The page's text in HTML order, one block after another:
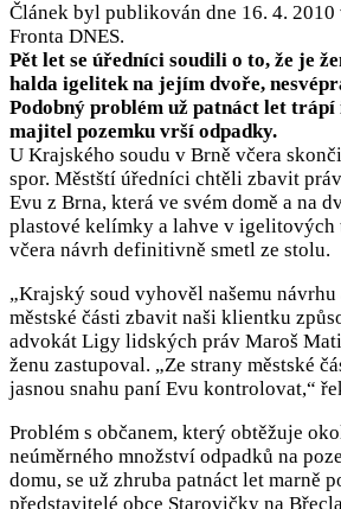
Článek byl publikován dne 16. 4.
Fronta DNES.
Pět let se úředníci soudili o to, že je
halda igelitek na jejím dvoře,
Podobný problém už patnáct let trápí
majitel pozemku vrší odpadky.
U Krajského soudu v Brně včera
spor. Městští úředníci chtěli zbavit
Evu z Brna, která ve svém domě a na
plastové kelímky a lahve v igelitových
včera návrh definitivně smetl ze stolu.
„Krajský soud vyhověl našemu návrhu
městské části zbavit naši klientku
advokát Ligy lidských práv Maroš
ženu zastupoval. „Ze strany městské
jasnou snahu paní Evu kontrolovat,“
Problém s občanem, který obtěžuje
neúměrného množství odpadků na
domu, se už zhruba patnáct let marně
představitelé obce Starovičky na